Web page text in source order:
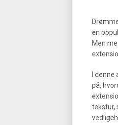
en
Men
I
på,
tekstur,